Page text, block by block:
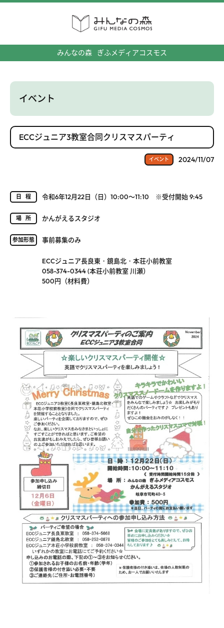
みんなの森 ぎふメディアコスモス
イベント
ECCジュニア3教室合同クリスマスパーティ
イベント 2024/11/07
日程 令和6年12月22日（日）10:00～11:10 ※受付開始 9:45
場所 かんがえるスタジオ
参加形態 事前募集のみ
ECCジュニア長良東・鏡島北・本荘小前教室
058-374-0344 (本荘小前教室 川瀬）
500円（材料費）